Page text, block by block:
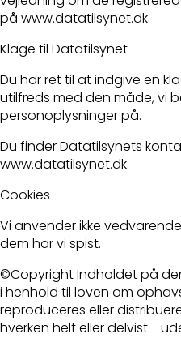
på www.datatilsynet.dk.
Klage til Datatilsynet
Du har ret til at indgive en
utilfreds med den måde, vi
personoplysninger på.
Du finder Datatilsynets
www.datatilsynet.dk.
Cookies
Vi anvender ikke
dem har vi spist.
©Copyright Indholdet på
i henhold til loven om
reproduceres eller
hverken helt eller delvist -